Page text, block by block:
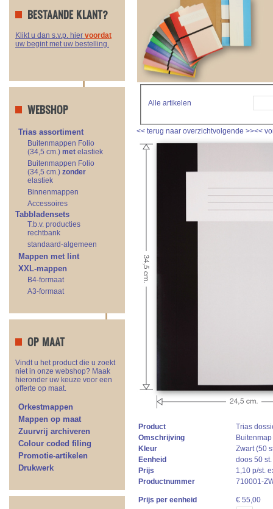
BESTAANDE KLANT?
Klikt u dan s.v.p. hier voordat
uw begint met uw bestelling.
WEBSHOP
Trias assortiment
Buitenmappen Folio
(34,5 cm.) met elastiek
Buitenmappen Folio
(34,5 cm.) zonder
elastiek
Binnenmappen
Accessoires
Tabbladensets
T.b.v. producties
rechtbank
standaard-algemeen
Mappen met lint
XXL-mappen
B4-formaat
A3-formaat
OP MAAT
Vindt u het product die u zoekt
niet in onze webshop? Maak
hieronder uw keuze voor een
offerte op maat.
Orkestmappen
Mappen op maat
Zuurvrij archiveren
Colour coded filing
Promotie-artikelen
Drukwerk
Alle artikelen
<<terug naar overzichtvolgende >><<
Product
Trias
Omschrijving
Kleur
Zwart (50
Eenheid
doos 50 st.
Prijs
1,10 p/st.
Productnummer
710001-
Prijs per eenheid €55,00